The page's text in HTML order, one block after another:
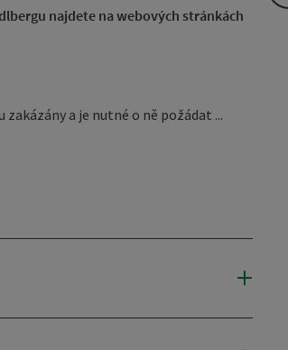
najdete na webových stránkách
a je nutné o ně požádat ...